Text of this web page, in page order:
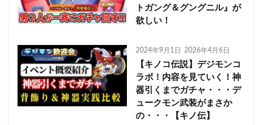
トガング＆グングニル』が
欲しい！
2024年9月1日 2026年4月6日
【キノコ伝説】デジモンコ
ラボ！内容を見ていく！神
器引くまでガチャ・・・デ
ュークモン武装がまさか
の・・・【キノ伝】